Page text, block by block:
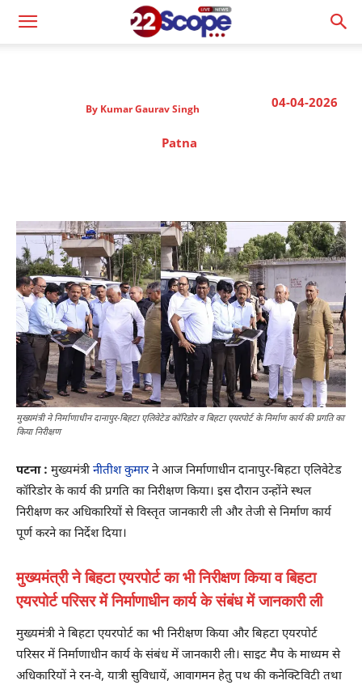
04-04-2026
By Kumar Gaurav Singh
Patna
मुख्यमंत्री ने निर्माणाधीन दानापुर-बिहटा एलिवेटेड कॉरिडोर व बिहटा एयरपोर्ट के निर्माण कार्य की प्रगति का
किया निरीक्षण
पटना : मुख्यमंत्री नीतीश कुमारने आज निर्माणाधीन दानापुर-बिहटा एलिवेटेड
कॉरिडोर के कार्य की प्रगति का निरीक्षण किया। इस दौरान उन्होंने स्थल
निरीक्षण कर अधिकारियों से विस्तृत जानकारी ली और तेजी से निर्माण कार्य
पूर्ण करने का निर्देश दिया।
मुख्यमंत्री ने बिहटा एयरपोर्ट का भी निरीक्षण किया व बिहटा
एयरपोर्ट परिसर में निर्माणाधीन कार्य के संबंध में जानकारी ली
मुख्यमंत्री ने बिहटा एयरपोर्ट का भी निरीक्षण किया और बिहटा एयरपोर्ट
परिसर में निर्माणाधीन कार्य के संबंध में जानकारी ली। साइट मैप के माध्यम से
अधिकारियों ने रन-वे, यात्री सुविधायें, आवागमन हेतु पथ की कनेक्टिविटी तथा